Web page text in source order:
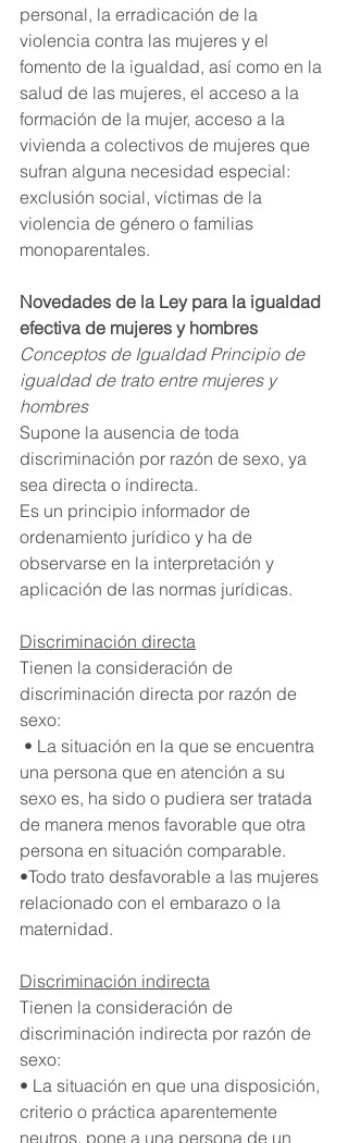
personal, la erradicación de la
violencia contra las mujeres y el
fomento de la igualdad, así como en la
salud de las mujeres, el acceso a la
formación de la mujer, acceso a la
vivienda a colectivos de mujeres que
sufran alguna necesidad especial:
exclusión social, víctimas de la
violencia de género o familias
monoparentales.
Novedades de la Ley para la igualdad
efectiva de mujeres y hombres
Conceptos de Igualdad Principio de
igualdad de trato entre mujeres y
hombres
Supone la ausencia de toda
discriminación por razón de sexo, ya
sea directa o indirecta.
Es un principio informador de
ordenamiento jurídico y ha de
observarse en la interpretación y
aplicación de las normas jurídicas.
Discriminación directa
Tienen la consideración de
discriminación directa por razón de
sexo:
una persona que en atención a su
sexo es, ha sido o pudiera ser tratada
de manera menos favorable que otra
persona en situación comparable.
•Todo trato desfavorable a las mujeres
relacionado con el embarazo o la
maternidad.
Discriminación indirecta
Tienen la consideración de
discriminación indirecta por razón de
sexo:
• La situación en que una disposición,
criterio o práctica aparentemente
neutros, pone a una persona de un